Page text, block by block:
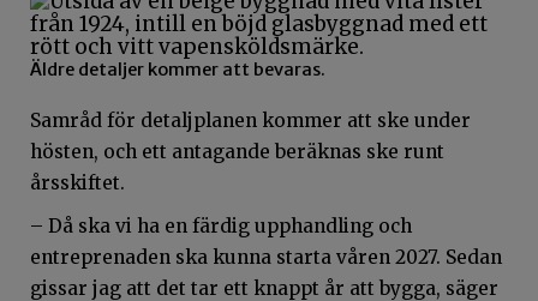
Äldre detaljer kommer att bevaras.
Samråd för detaljplanen kommer att ske under
hösten, och ett antagande beräknas ske runt
årsskiftet.
– Då ska vi ha en färdig upphandling och
entreprenaden ska kunna starta våren 2027. Sedan
gissar jag att det tar ett knappt år att bygga, säger